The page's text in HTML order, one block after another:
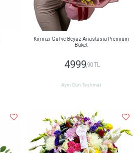
Kırmızı Gül ve Beyaz Anastasia Premium
Buket
4999,90 TL
Aynı Gün Teslimat